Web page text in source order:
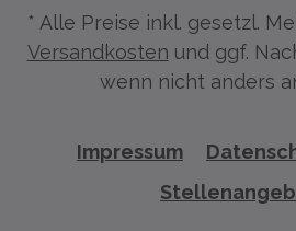
* Alle Preise inkl. gesetzl.
Versandkosten und ggf.
wenn nicht anders
Impressum